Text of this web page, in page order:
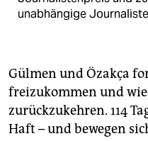
unabhängige
Gülmen und Özakça
freizukommen und
zurückzukehren. 114
Haft – und bewegen